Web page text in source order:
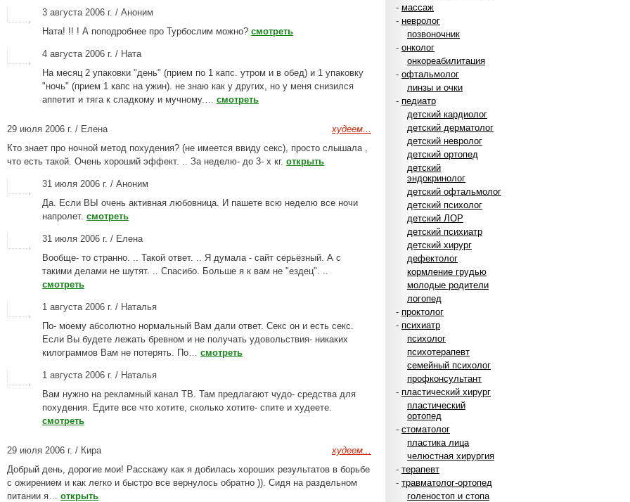
- массаж
- невролог
позвоночник
- онколог
онкореабилитация
- офтальмолог
линзы и очки
- педиатр
детский кардиолог
детский дерматолог
детский невролог
детский ортопед
детский
эндокринолог
детский офтальмолог
детский психолог
детский ЛОР
детский психиатр
детский хирург
дефектолог
кормление грудью
молодые родители
логопед
- проктолог
- психиатр
психолог
психотерапевт
семейный психолог
профконсультант
- пластический хирург
пластический
ортопед
- стоматолог
пластика лица
челюстная хирургия
- терапевт
- травматолог-ортопед
голеностоп и стопа
3 августа 2006 г. / Аноним
Ната! !! ! А поподробнее про Турбослим можно? смотреть
4 августа 2006 г. / Ната
На месяц 2 упаковки "день" (прием по 1 капс. утром и в обед) и 1 упаковку
"ночь" (прием 1 капс на ужин). не знаю как у других, но у меня снизился
аппетит и тяга к сладкому и мучному.… смотреть
худеем...
29 июля 2006 г. / Елена
Кто знает про ночной метод похудения? (не имеется ввиду секс), просто слышала ,
что есть такой. Очень хороший эффект. .. За неделю- до 3- х кг. открыть
31 июля 2006 г. / Аноним
Да. Если ВЫ очень активная любовница. И пашете всю неделю все ночи
напролет. смотреть
31 июля 2006 г. / Елена
Вообще- то странно. .. Такой ответ. .. Я думала - сайт серьёзный. А с
такими делами не шутят. .. Спасибо. Больше я к вам не "ездец". ..
смотреть
1 августа 2006 г. / Наталья
По- моему абсолютно нормальный Вам дали ответ. Секс он и есть секс.
Если Вы будете лежать бревном и не получать удовольствия- никаких
килограммов Вам не потерять. По… смотреть
1 августа 2006 г. / Наталья
Вам нужно на рекламный канал ТВ. Там предлагают чудо- средства для
похудения. Едите все что хотите, сколько хотите- спите и худеете.
смотреть
худеем...
29 июля 2006 г. / Кира
Добрый день, дорогие мои! Расскажу как я добилась хороших результатов в борьбе
с ожирением и как легко и быстро все вернулось обратно )). Сидя на раздельном
питании я… открыть